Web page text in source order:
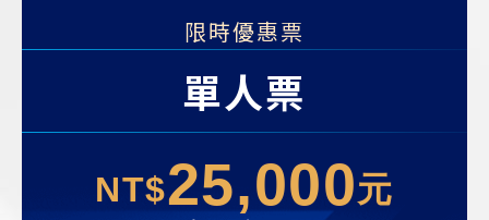
限時優惠票
單人票
NT$25,000元